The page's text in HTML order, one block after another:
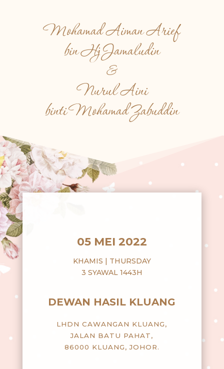
Mohamad Aiman Arief
bin Hj Jamaludin
&
Nurul Aini
binti Mohamad Zabuddin
05 MEI 2022
KHAMIS | THURSDAY
3 SYAWAL 1443H
DEWAN HASIL KLUANG
LHDN CAWANGAN KLUANG,
JALAN BATU PAHAT,
86000 KLUANG, JOHOR.